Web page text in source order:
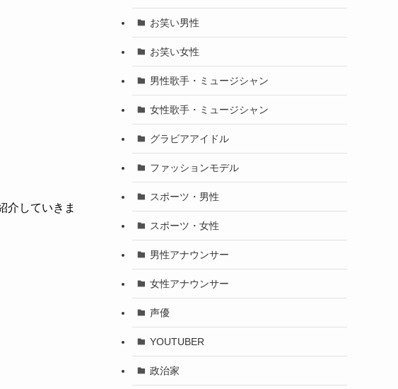
介していきま
お笑い男性
お笑い女性
男性歌手・ミュージシャン
女性歌手・ミュージシャン
グラビアアイドル
ファッションモデル
スポーツ・男性
スポーツ・女性
男性アナウンサー
女性アナウンサー
声優
YOUTUBER
政治家